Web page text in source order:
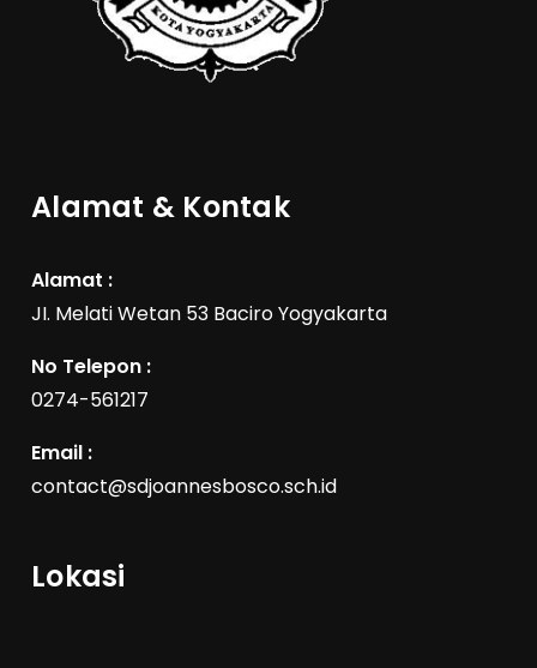
Alamat & Kontak
Alamat :
JI. Melati Wetan 53 Baciro Yogyakarta
No Telepon :
0274-561217
Email :
contact@sdjoannesbosco.sch.id
Lokasi